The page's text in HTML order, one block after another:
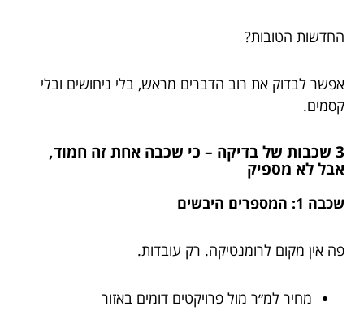
החדשות הטובות?
אפשר לבדוק את רוב הדברים מראש, בלי ניחושים ובלי
קסמים.
3 שכבות של בדיקה – כי שכבה אחת זה חמוד,
אבל לא מספיק
שכבה 1: המספרים היבשים
פה אין מקום לרומנטיקה. רק עובדות.
מחיר למ״ר מול פרויקטים דומים באזור